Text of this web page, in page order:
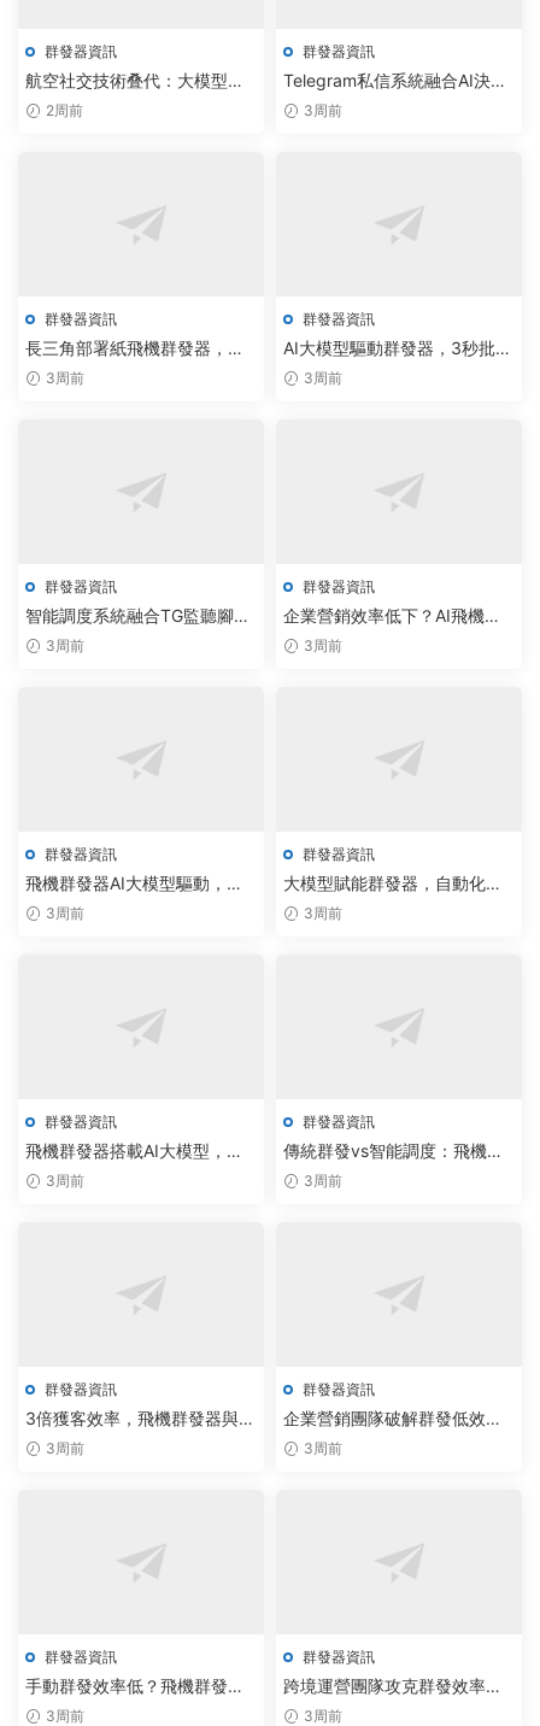
群發器資訊
航空社交技術叠代：大模型賦
能飛機拉人網頁版免費下載上
2周前
群發器資訊
Telegram私信系統融合AI決
策，實現消息投遞效率提升
3周前
群發器資訊
長三角部署紙飛機群發器，雲
端監聽腳本報價落地引行業變
3周前
群發器資訊
AI大模型驅動群發器，3秒批量
拉人引爆社群增長
3周前
群發器資訊
智能調度系統融合TG監聽腳
本，自動化通信方案賦能行業
3周前
群發器資訊
企業營銷效率低下？AI飛機群
發器與拉人腳本工作室提供智
3周前
群發器資訊
飛機群發器AI大模型驅動，私
信助手破解版轉化率提升47%
3周前
群發器資訊
大模型賦能群發器，自動化拉
人腳本提升300%轉化效率
3周前
群發器資訊
飛機群發器搭載AI大模型，實
現批量加群自動化效率提升
3周前
群發器資訊
傳統群發vs智能調度：飛機群
發器如何用AI大模型颠覆通信
3周前
群發器資訊
3倍獲客效率，飛機群發器與紙
飛機采集助手驅動電報智能營
3周前
群發器資訊
企業營銷團隊破解群發低效：
飛機群發器與電報批量腳本實
3周前
群發器資訊
手動群發效率低？飛機群發器
與TG機器人開啓智能調度新紀
3周前
群發器資訊
跨境運營團隊攻克群發效率瓶
頸，雲原生智能調度方案實現
3周前